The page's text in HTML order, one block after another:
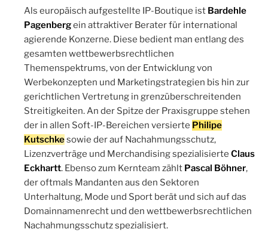
Als europäisch aufgestellte IP-Boutique ist Bardehle
Pagenbergein attraktiver Berater für international
agierende Konzerne. Diese bedient man entlang des
gesamten wettbewerbsrechtlichen
Themenspektrums, von der Entwicklung von
Werbekonzepten und Marketingstrategien bis hin zur
gerichtlichen Vertretung in grenzüberschreitenden
Streitigkeiten. An der Spitze der Praxisgruppe stehen
der in allen Soft-IP-Bereichen versierte Philipe
Kutschkesowie der auf Nachahmungsschutz,
Lizenzverträge und Merchandising spezialisierte Claus
Eckhartt. Ebenso zum Kernteam zählt Pascal Böhner,
der oftmals Mandanten aus den Sektoren
Unterhaltung, Mode und Sport berät und sich auf das
Domainnamenrecht und den wettbewerbsrechtlichen
Nachahmungsschutz spezialisiert.